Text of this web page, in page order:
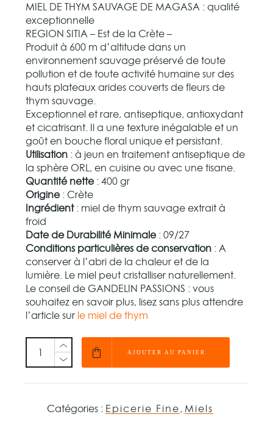
MIEL DE THYM SAUVAGE DE MAGASA : qualité
exceptionnelle
REGION SITIA – Est de la Crète –
Produit à 600 m d’altitude dans un
environnement sauvage préservé de toute
pollution et de toute activité humaine sur des
hauts plateaux arides couverts de fleurs de
thym sauvage.
Exceptionnel et rare, antiseptique, antioxydant
et cicatrisant. Il a une texture inégalable et un
goût en bouche floral unique et persistant.
Utilisation : à jeun en traitement antiseptique de
la sphère ORL, en cuisine ou avec une tisane.
Quantité nette: 400 gr
Origine : Crète
Ingrédient : miel de thym sauvage extrait à
froid
Date de Durabilité Minimale: 09/27
Conditions particulières de conservation : A
conserver à l’abri de la chaleur et de la
lumière. Le miel peut cristalliser naturellement.
Le conseil de GANDELIN PASSIONS : vous
souhaitez en savoir plus, lisez sans plus attendre
l’article sur le miel de thym
AJOUTER AU PANIER
Catégories : Epicerie Fine, Miels